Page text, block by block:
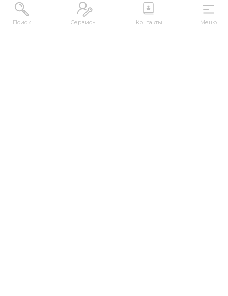
Поиск Сервисы Контакты Меню